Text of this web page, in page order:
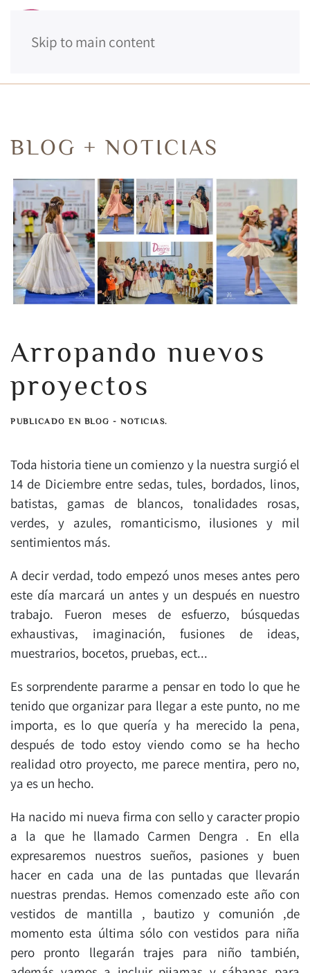
Skip to main content
BLOG + NOTICIAS
Arropando nuevos
proyectos
PUBLICADO EN BLOG - NOTICIAS.
Toda historia tiene un comienzo y la nuestra surgió el
14 de Diciembre entre sedas, tules, bordados, linos,
batistas, gamas de blancos, tonalidades rosas,
verdes, y azules, romanticismo, ilusiones y mil
sentimientos más.
A decir verdad, todo empezó unos meses antes pero
este día marcará un antes y un después en nuestro
trabajo. Fueron meses de esfuerzo, búsquedas
exhaustivas, imaginación, fusiones de ideas,
muestrarios, bocetos, pruebas, ect...
Es sorprendente pararme a pensar en todo lo que he
tenido que organizar para llegar a este punto, no me
importa, es lo que quería y ha merecido la pena,
después de todo estoy viendo como se ha hecho
realidad otro proyecto, me parece mentira, pero no,
ya es un hecho.
Ha nacido mi nueva firma con sello y caracter propio
a la que he llamado Carmen Dengra . En ella
expresaremos nuestros sueños, pasiones y buen
hacer en cada una de las puntadas que llevarán
nuestras prendas. Hemos comenzado este año con
vestidos de mantilla , bautizo y comunión ,de
momento esta última sólo con vestidos para niña
pero pronto llegarán trajes para niño también,